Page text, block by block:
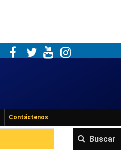
Contáctenos
Buscar